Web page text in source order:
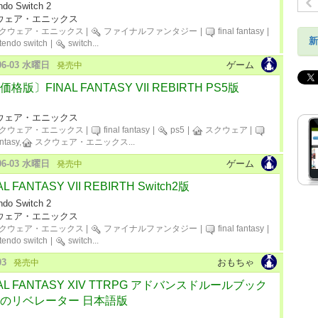
Switch 2
ェア・エニックス
ウェア・エニックス ファイナルファンタジー final fantasy
switch
switch...
ゲーム
03 水曜日 発売中
格版〕FINAL FANTASY VII REBIRTH PS5版
ェア・エニックス
ウェア・エニックス final fantasy ps5 スクウェア
スクウェア・エニックス...
ゲーム
03 水曜日 発売中
FANTASY VII REBIRTH Switch2版
Switch 2
ェア・エニックス
ウェア・エニックス ファイナルファンタジー final fantasy
switch
switch...
おもちゃ
発売中
FANTASY XIV TTRPG アドバンスドルールブック
リベレーター 日本語版